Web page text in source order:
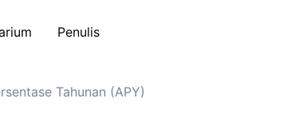
Penulis
Tahunan (APY)